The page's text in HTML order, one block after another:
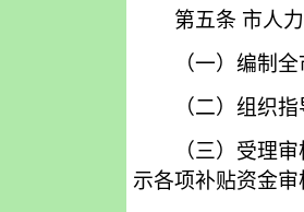
第五条 市人力
（一）编制全
（二）组织指
（三）受理审
示各项补贴资金